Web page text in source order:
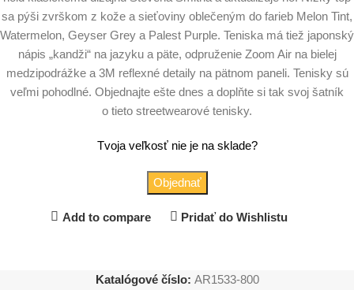
sa pýši zvrškom z kože a sieťoviny oblečeným do farieb Melon Tint,
Watermelon, Geyser Grey a Palest Purple. Teniska má tiež japonský
nápis „kandži“ na jazyku a päte, odpruženie Zoom Air na bielej
medzipodrážke a 3M reflexné detaily na pätnom paneli. Tenisky sú
veľmi pohodlné. Objednajte ešte dnes a doplňte si tak svoj šatník
o tieto streetwearové tenisky.
Tvoja veľkosť nie je na sklade?
Objednať
Add to compare Pridať do Wishlistu
Katalógové číslo: AR1533-800